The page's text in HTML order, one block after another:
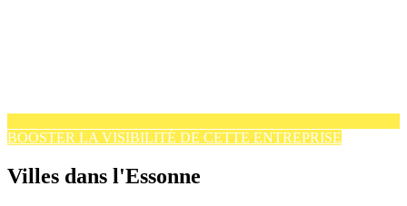
BOOSTER LA VISIBILITÉ DE CETTE ENTREPRISE
Villes dans l'Essonne